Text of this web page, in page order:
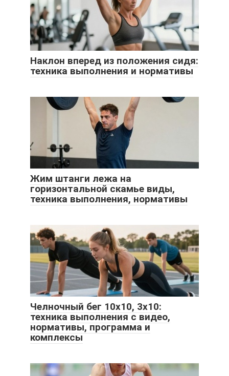
Наклон вперед из положения сидя:
техника выполнения и нормативы
Жим штанги лежа на
горизонтальной скамье виды,
техника выполнения, нормативы
Челночный бег 10х10, 3х10:
техника выполнения с видео,
нормативы, программа и
комплексы